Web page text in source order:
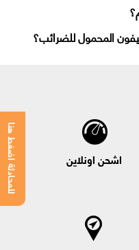
المحمول للضرائب؟
اشحن اونلاين للمحادثة اضغط هنا